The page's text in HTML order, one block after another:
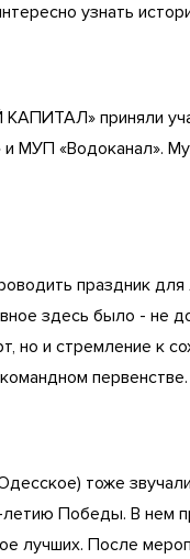
узнать
приняли
и МУП «Водоканал».
праздник
здесь было - не
но и стремление к
тоже
Победы. В нем
лучших. После